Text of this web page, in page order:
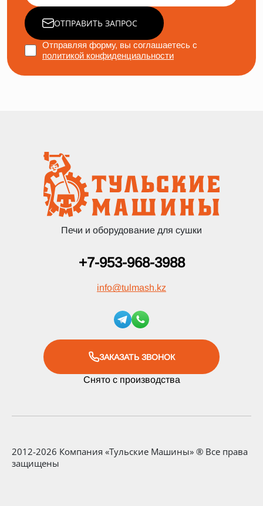
ОТПРАВИТЬ ЗАПРОС
Отправляя форму, вы соглашаетесь с
политикой конфиденциальности
Печи и оборудование для сушки
+7-953-968-3988
info@tulmash.kz
ЗАКАЗАТЬ ЗВОНОК
Снято с производства
2012-2026 Компания «Тульские Машины» ® Все права
защищены